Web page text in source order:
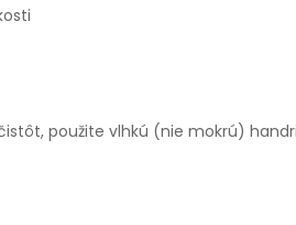
použite vlhkú (nie mokrú)